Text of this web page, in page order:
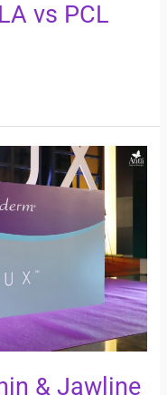
vs PCL
& Jawline